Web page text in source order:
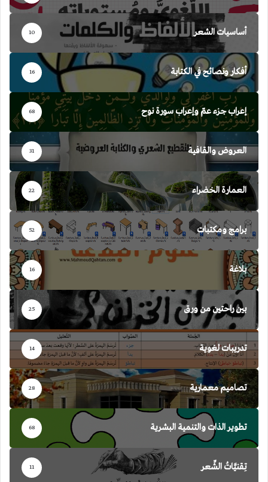
أساسيات الشعر 10
أفكار ونصائح في الكتابة 16
إعراب جزء عمّ وإعراب سورة نوح 68
العروض والقافية 31
العمارة الخضراء 22
برامج ومكتبات 52
بلاغة 16
بين راحتين من ورق 25
تدريبات لغوية 14
تصاميم معمارية 28
تطوير الذات والتنمية البشرية 68
تِقنيَّاتُ الشِّعر 11